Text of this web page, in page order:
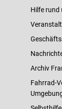
Hilfe rund
Archiv
Fahrrad-